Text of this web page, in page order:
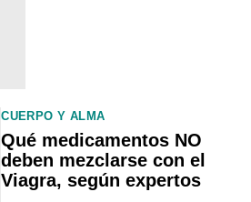
CUERPO Y ALMA
Qué medicamentos NO
deben mezclarse con el
Viagra, según expertos